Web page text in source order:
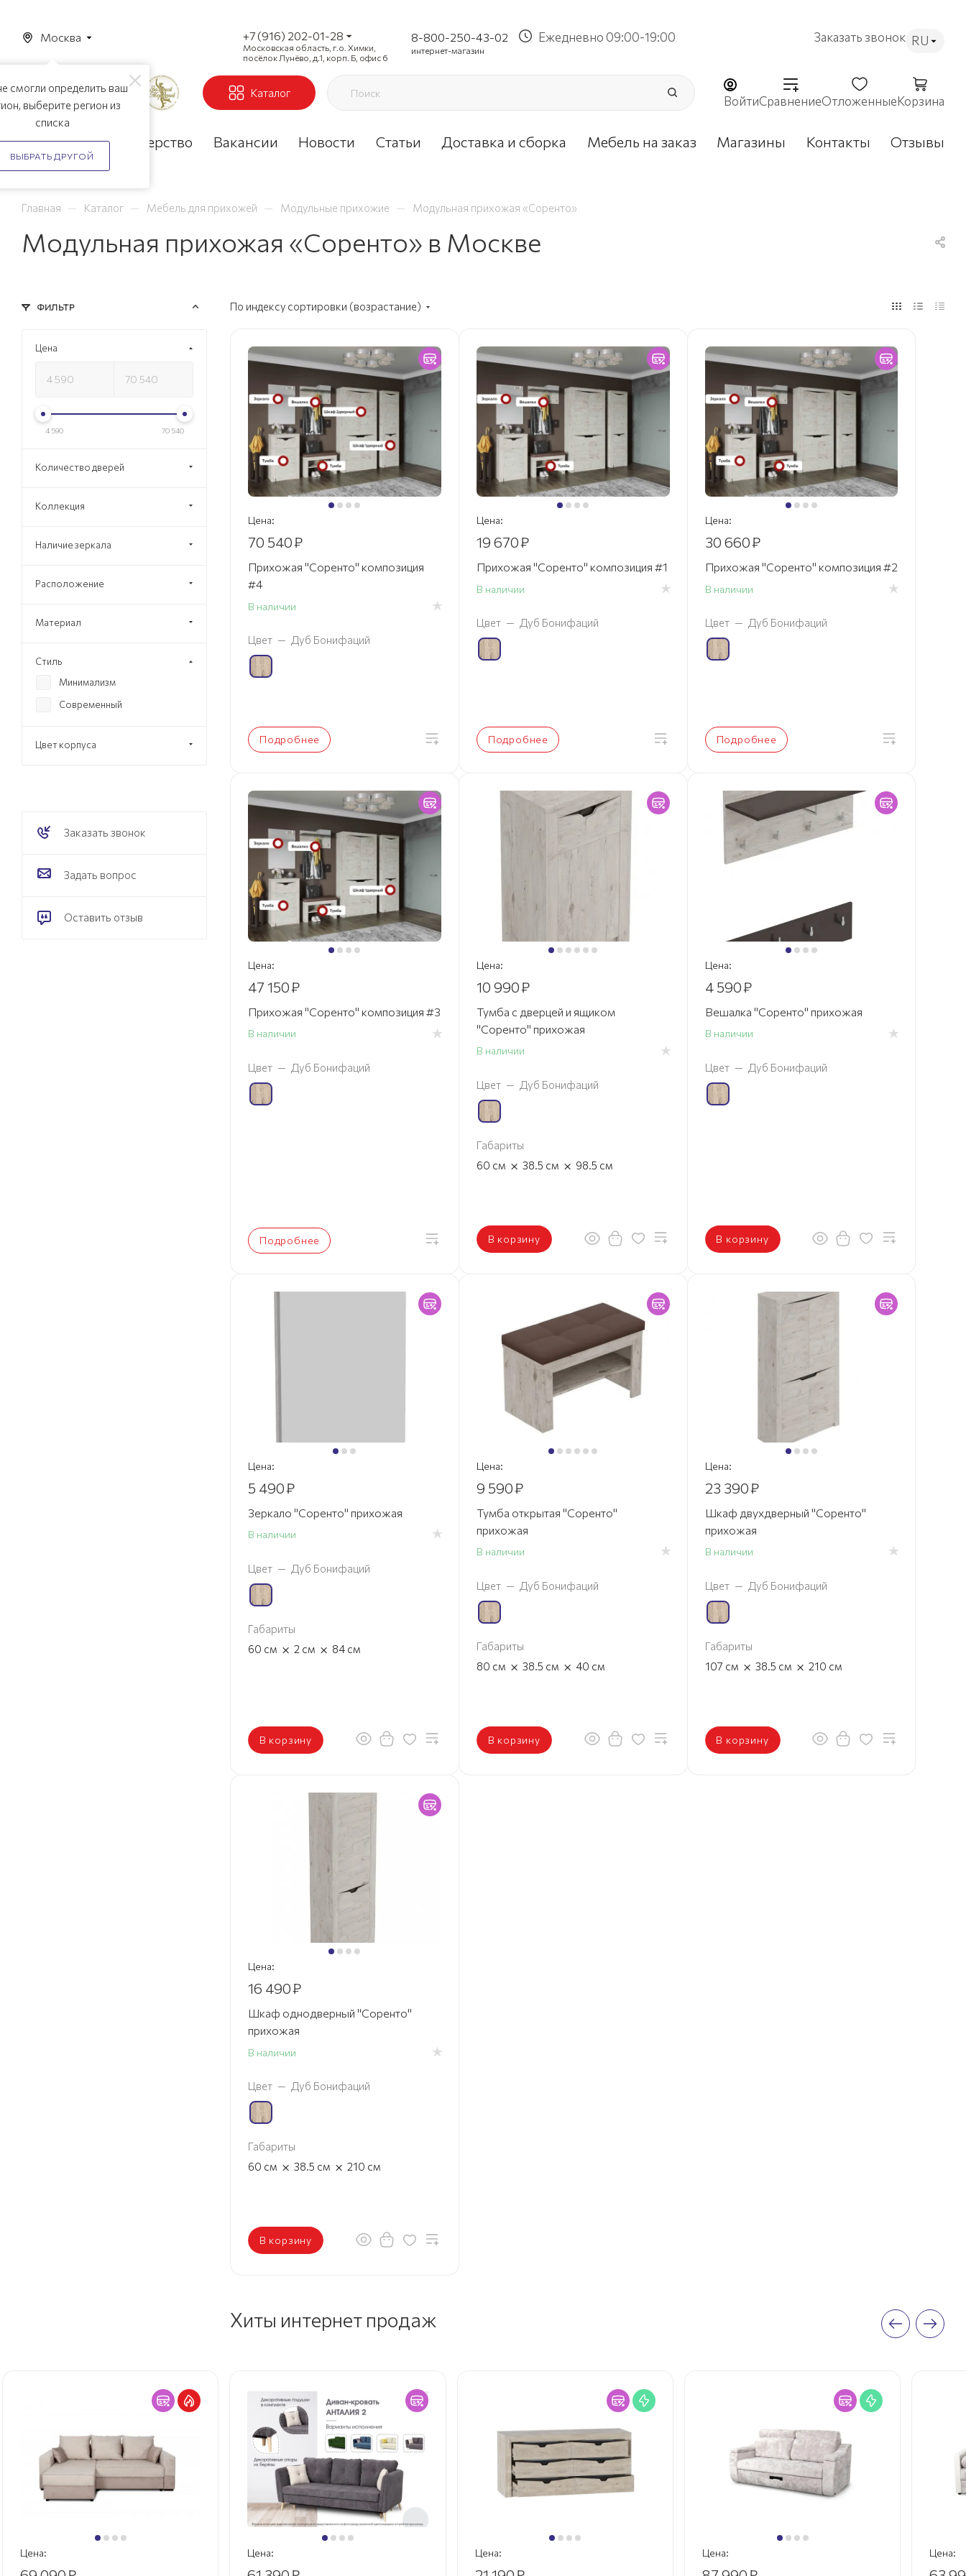
Москва
смогли определить ваш
выберите регион из
списка
ВЫБРАТЬ ДРУГОЙ
+7 (916) 202-01-28
Московская область, г.о. Химки,
посёлок Лунёво, д.1, корп. Б, офис 6
8-800-250-43-02
интернет-магазин
Ежедневно 09:00-19:00 Заказать звонок RU
Каталог
ВойтиСравнениеОтложенныеКорзина
Акции Партнерство Вакансии Новости Статьи Доставка и сборка Мебель на заказ Магазины Контакты Отзывы
Главная — Каталог — Мебель для прихожей — Модульные прихожие — Модульная прихожая «Соренто»
Модульная прихожая «Соренто» в Москве
По индексу сортировки (возрастание)
Цена:
70 540₽
Прихожая "Соренто" композиция
#4
В наличии
Цвет — Дуб Бонифаций
Подробнее
Цена:
19 670₽
Прихожая "Соренто" композиция #1
В наличии
Цвет — Дуб Бонифаций
Подробнее
Цена:
30 660₽
Прихожая "Соренто" композиция #2
В наличии
Цвет — Дуб Бонифаций
Подробнее
Цена:
47 150₽
Прихожая "Соренто" композиция #3
В наличии
Цвет — Дуб Бонифаций
Подробнее
Цена:
10 990₽
Тумба с дверцей и ящиком
"Соренто" прихожая
В наличии
Цвет — Дуб Бонифаций
Габариты
60 см × 38.5 см × 98.5 см
В корзину
Цена:
4 590₽
Вешалка "Соренто" прихожая
В наличии
Цвет — Дуб Бонифаций
В корзину
Цена:
5 490₽
Зеркало "Соренто" прихожая
В наличии
Цвет — Дуб Бонифаций
Габариты
60 см × 2 см × 84 см
В корзину
Цена:
9 590₽
Тумба открытая "Соренто"
прихожая
В наличии
Цвет — Дуб Бонифаций
Габариты
80 см × 38.5 см × 40 см
В корзину
Цена:
23 390₽
Шкаф двухдверный "Соренто"
прихожая
В наличии
Цвет — Дуб Бонифаций
Габариты
107 см × 38.5 см × 210 см
В корзину
Цена:
16 490₽
Шкаф однодверный "Соренто"
прихожая
В наличии
Цвет — Дуб Бонифаций
Габариты
60 см × 38.5 см × 210 см
В корзину
Хиты интернет продаж
Цена: Цена: Цена: Цена: Цена:
ФИЛЬТР
Цена
4 590 70 540
Количество дверей
Коллекция
Наличие зеркала
Расположение
Материал
Стиль
Минимализм
Современный
Цвет корпуса
Заказать звонок
Задать вопрос
Оставить отзыв